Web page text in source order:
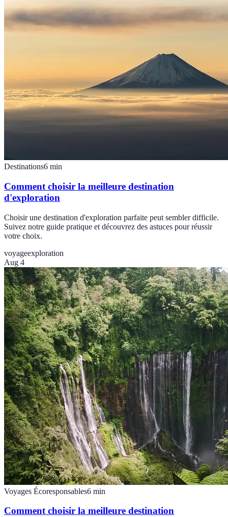
Destinations6 min
Comment choisir la meilleure destination
d'exploration
Choisir une destination d'exploration parfaite peut sembler difficile.
Suivez notre guide pratique et découvrez des astuces pour réussir
votre choix.
voyageexploration
Aug 4
Voyages Écoresponsables6 min
Comment choisir la meilleure destination